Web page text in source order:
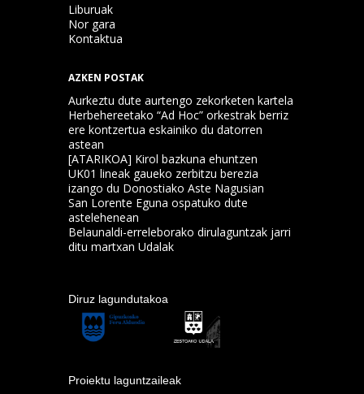
Liburuak
Nor gara
Kontaktua
AZKEN POSTAK
Aurkeztu dute aurtengo zekorketen kartela
Herbehereetako “Ad Hoc” orkestrak berriz
ere kontzertua eskainiko du datorren
astean
[ATARIKOA] Kirol bazkuna ehuntzen
UK01 lineak gaueko zerbitzu berezia
izango du Donostiako Aste Nagusian
San Lorente Eguna ospatuko dute
astelehenean
Belaunaldi-erreleborako dirulaguntzak jarri
ditu martxan Udalak
Diruz lagundutakoa
Proiektu laguntzaileak